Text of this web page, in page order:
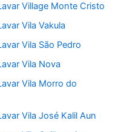
Village Monte Cristo
Vila Vakula
Vila São Pedro
Vila Nova
Vila Morro do
Vila José Kalil Aun